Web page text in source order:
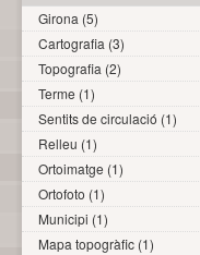
Girona (5)
Cartografia (3)
Topografia (2)
Terme (1)
Sentits de circulació (1)
Relleu (1)
Ortoimatge (1)
Ortofoto (1)
Municipi (1)
Mapa topogràfic (1)